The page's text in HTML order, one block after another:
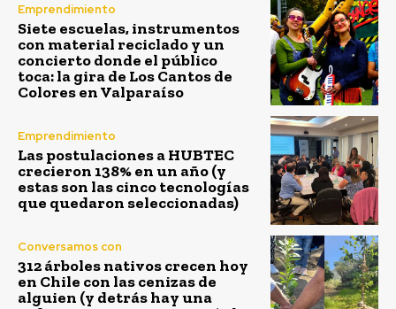
Emprendimiento
Siete escuelas, instrumentos
con material reciclado y un
concierto donde el público
toca: la gira de Los Cantos de
Colores en Valparaíso
Emprendimiento
Las postulaciones a HUBTEC
crecieron 138% en un año (y
estas son las cinco tecnologías
que quedaron seleccionadas)
Conversamos con
312 árboles nativos crecen hoy
en Chile con las cenizas de
alguien (y detrás hay una